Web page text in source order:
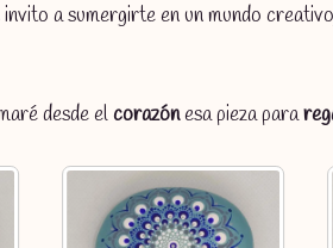
invito a sumergirte en un mundo
desde elcorazónesa pieza para